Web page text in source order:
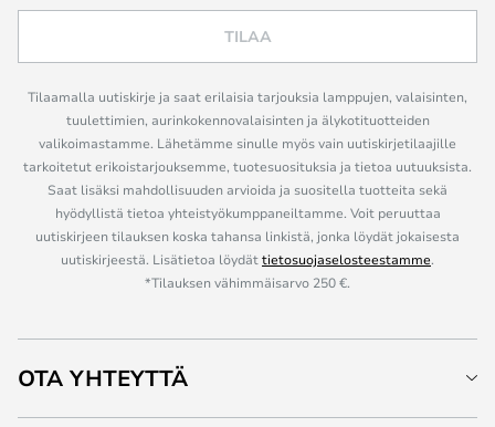
TILAA
Tilaamalla uutiskirje ja saat erilaisia tarjouksia lamppujen, valaisinten,
tuulettimien, aurinkokennovalaisinten ja älykotituotteiden
valikoimastamme. Lähetämme sinulle myös vain uutiskirjetilaajille
tarkoitetut erikoistarjouksemme, tuotesuosituksia ja tietoa uutuuksista.
Saat lisäksi mahdollisuuden arvioida ja suositella tuotteita sekä
hyödyllistä tietoa yhteistyökumppaneiltamme. Voit peruuttaa
uutiskirjeen tilauksen koska tahansa linkistä, jonka löydät jokaisesta
uutiskirjeestä. Lisätietoa löydättietosuojaselosteestamme.
*Tilauksen vähimmäisarvo 250 €.
OTA YHTEYTTÄ